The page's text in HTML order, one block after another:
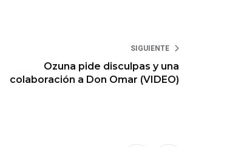
SIGUIENTE
Ozuna pide disculpas y una
colaboración a Don Omar (VIDEO)